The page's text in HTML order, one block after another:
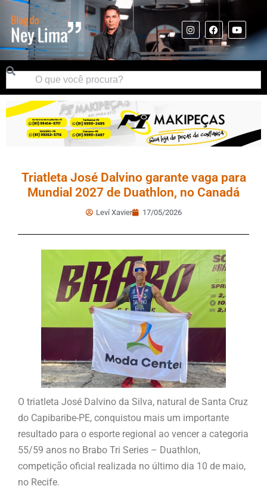
Triatleta José Dalvino garante vaga para
Mundial 2027 de Duathlon, no Canadá
Leví Xavier 17/05/2026
O triatleta José Dalvino da Silva, natural de Santa Cruz
do Capibaribe-PE, conquistou mais um importante
resultado para o esporte regional ao vencer a categoria
55/59 anos no Brabo Tri Series – Duathlon,
competição oficial realizada no último dia 10 de maio,
no Recife.